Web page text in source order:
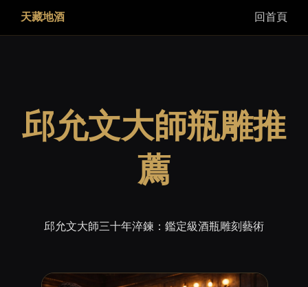
天藏地酒 回首頁
邱允文大師瓶雕推
薦
邱允文大師三十年淬鍊：鑑定級酒瓶雕刻藝術